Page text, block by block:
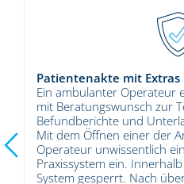
Infobrief mit Viren
Ein AOZ bietet
einen digitalen
Praxiscomputer
dem nächsten
versendet.Kosten
Wiederherstellung